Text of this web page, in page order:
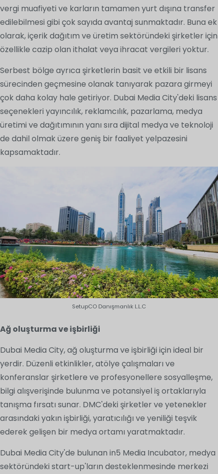
vergi muafiyeti ve karların tamamen yurt dışına transfer
edilebilmesi gibi çok sayıda avantaj sunmaktadır. Buna ek
olarak, içerik dağıtım ve üretim sektöründeki şirketler için
özellikle cazip olan ithalat veya ihracat vergileri yoktur.
Serbest bölge ayrıca şirketlerin basit ve etkili bir lisans
sürecinden geçmesine olanak tanıyarak pazara girmeyi
çok daha kolay hale getiriyor. Dubai Media City'deki lisans
seçenekleri yayıncılık, reklamcılık, pazarlama, medya
üretimi ve dağıtımının yanı sıra dijital medya ve teknoloji
de dahil olmak üzere geniş bir faaliyet yelpazesini
kapsamaktadır.
SetupCO Danışmanlık L.L.C
Ağ oluşturma ve işbirliği
Dubai Media City, ağ oluşturma ve işbirliği için ideal bir
yerdir. Düzenli etkinlikler, atölye çalışmaları ve
konferanslar şirketlere ve profesyonellere sosyalleşme,
bilgi alışverişinde bulunma ve potansiyel iş ortaklarıyla
tanışma fırsatı sunar. DMC'deki şirketler ve yetenekler
arasındaki yakın işbirliği, yaratıcılığı ve yeniliği teşvik
ederek gelişen bir medya ortamı yaratmaktadır.
Dubai Media City'de bulunan in5 Media Incubator, medya
sektöründeki start-up'ların desteklenmesinde merkezi